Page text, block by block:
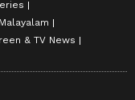
& TV News